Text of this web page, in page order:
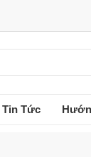
Tin Tức